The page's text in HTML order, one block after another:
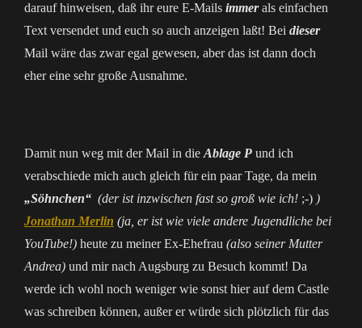
darauf hinweisen, daß ihr eure E-Mails immerals einfachen
Text versendet und euch so auch anzeigen laßt! Bei dieser
Mail wäre das zwar egal gewesen, aber das ist dann doch
eher eine sehr große Ausnahme.
Damit nun weg mit der Mail in die Ablage P und ich
verabschiede mich auch gleich für ein paar Tage, da mein
„Söhnchen“ (der ist inzwischen fast so groß wie ich! ;-) )
Jonathan Merlin (ja, er ist wie viele andere Jugendliche bei
YouTube!) heute zu meiner Ex-Ehefrau (also seiner Mutter
Andrea) und mir nach Augsburg zu Besuch kommt! Da
werde ich wohl noch weniger wie sonst hier auf dem Castle
was schreiben können, außer er würde sich plötzlich für das